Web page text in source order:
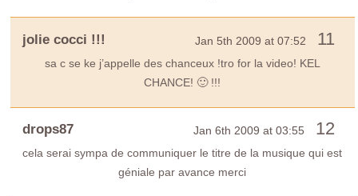
jolie cocci !!! Jan 5th 2009 at 07:52 11
sa c se ke j’appelle des chanceux !tro for la video! KEL
CHANCE! 🙂 !!!
drops87 Jan 6th 2009 at 03:55 12
cela serai sympa de communiquer le titre de la musique qui est
géniale par avance merci